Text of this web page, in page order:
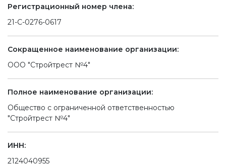
Регистрационный номер члена:
21-С-0276-0617
Сокращенное наименование организации:
ООО "Стройтрест №4"
Полное наименование организации:
Общество с ограниченной ответственностью
"Стройтрест №4"
ИНН:
2124040955